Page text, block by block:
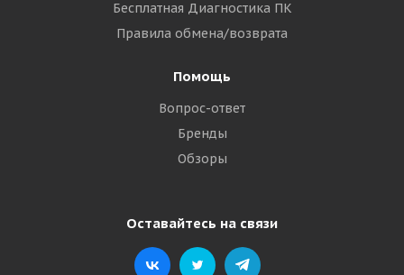
Бесплатная Диагностика ПК
Правила обмена/возврата
Помощь
Вопрос-ответ
Бренды
Обзоры
Оставайтесь на связи